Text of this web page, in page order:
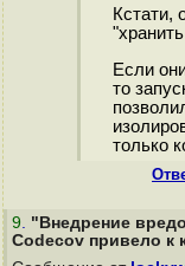
Кстати,
Если
то
только
9. "Внедрение
Codecov привело к